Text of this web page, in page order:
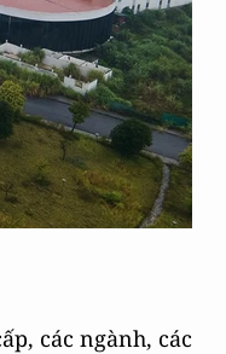
các ngành, các